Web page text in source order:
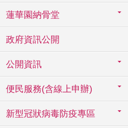
蓮華園納骨堂
政府資訊公開
公開資訊
便民服務(含線上申辦)
新型冠狀病毒防疫專區